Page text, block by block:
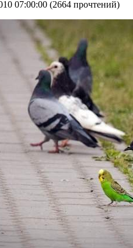
07:00:00 (2664 прочтений)